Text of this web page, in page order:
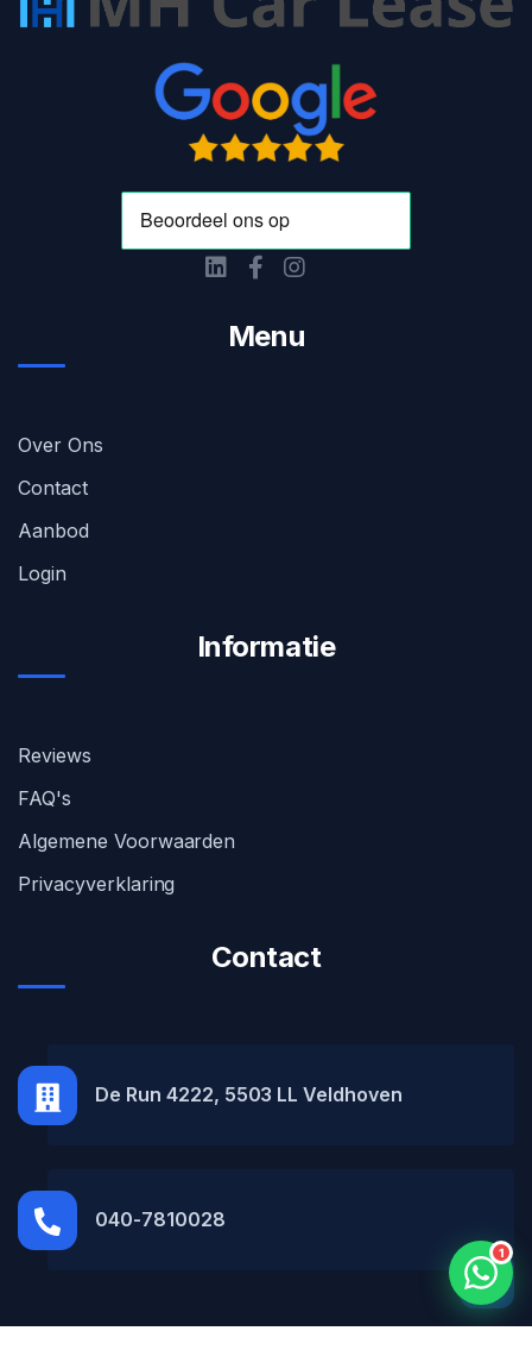
Menu
Over Ons
Contact
Aanbod
Login
Informatie
Reviews
FAQ's
Algemene Voorwaarden
Privacyverklaring
Contact
De Run 4222, 5503 LL Veldhoven
040-7810028
1